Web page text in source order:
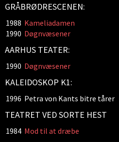
GRÅBRØDRESCENEN:
1988 Kameliadamen
1990 Døgnvæsener
AARHUS TEATER:
1990 Døgnvæsener
KALEIDOSKOP K1:
1996 Petra von Kants bitre tårer
TEATRET VED SORTE HEST
1984 Mod til at dræbe